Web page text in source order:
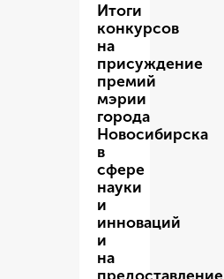
Итоги
конкурсов
на
присуждение
премий
мэрии
города
Новосибирска
в
сфере
науки
и
инноваций
и
на